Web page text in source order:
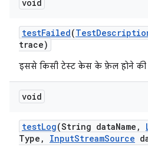
void
testFailed(Test
trace)
इससे किसी टेस्ट केस के फ़ेल होने की
void
testLog(String dataName ,
Type , InputStreamSource